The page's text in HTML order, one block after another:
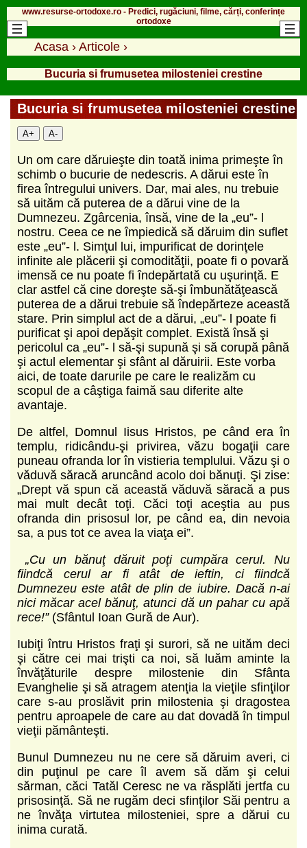
www.resurse-ortodoxe.ro - Predici, rugăciuni, filme, cărți, conferințe
ortodoxe
Acasa › Articole ›
Bucuria si frumusetea milosteniei crestine
Bucuria si frumusetea milosteniei crestine
A+ A-
Un om care dăruieşte din toată inima primeşte în
schimb o bucurie de nedescris. A dărui este în
firea întregului univers. Dar, mai ales, nu trebuie
să uităm că puterea de a dărui vine de la
Dumnezeu. Zgârcenia, însă, vine de la „eu”- l
nostru. Ceea ce ne împiedică să dăruim din suflet
este „eu”- l. Simţul lui, impurificat de dorinţele
infinite ale plăcerii şi comodităţii, poate fi o povară
imensă ce nu poate fi îndepărtată cu uşur­inţă. E
clar astfel că cine doreşte să-şi îm­bunătăţească
puterea de a dărui trebuie să îndepărteze această
stare. Prin simplul act de a dărui, „eu”- l poate fi
purificat şi apoi depăşit complet. Există însă şi
pericolul ca „eu”- l să-şi supună şi să corupă până
şi actul elementar şi sfânt al dăruirii. Este vorba
aici, de toate darurile pe care le re­alizăm cu
scopul de a câştiga faimă sau diferite alte
avantaje.
De altfel, Domnul Iisus Hristos, pe când era în
templu, ridicându-şi privirea, văzu bogaţii care
puneau ofranda lor în vistieria templului. Văzu şi o
văduvă săracă aruncând acolo doi bănuţi. Şi zise:
„Drept vă spun că această văduvă săracă a pus
mai mult decât toţi. Căci toţi aceştia au pus
ofranda din prisosul lor, pe când ea, din nevoia
sa, a pus tot ce avea la viaţa ei”.
„Cu un bănuţ dăruit poţi cumpăra cerul. Nu
fiindcă cerul ar fi atât de ieftin, ci fiindcă
Dumnezeu este atât de plin de iubire. Dacă n-ai
nici măcar acel bănuţ, atunci dă un pahar cu apă
rece!”(Sfântul Ioan Gură de Aur).
Iubiţi întru Hristos fraţi şi surori, să ne uităm deci
şi către cei mai trişti ca noi, să luăm aminte la
învăţăturile despre milostenie din Sfânta
Evanghelie şi să atragem atenţia la vieţile sfinţilor
care s-au proslăvit prin milostenia şi dragostea
pentru aproapele de care au dat dovadă în timpul
vieţii pământeşti.
Bunul Dumnezeu nu ne cere să dăruim averi, ci
din puţinul pe care îl avem să dăm şi celui
sărman, căci Tatăl Ceresc ne va răsplăti jertfa cu
prisosinţă. Să ne rugăm deci sfinţilor Săi pentru a
ne învăţa virtutea milosteniei, spre a dărui cu
inima curată.